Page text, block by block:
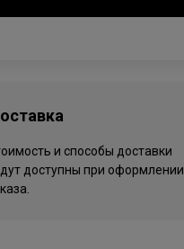
и способы доставки
доступны при оформлении